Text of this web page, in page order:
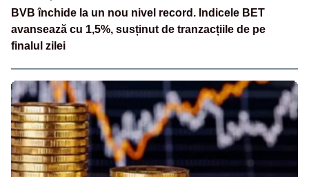
BVB închide la un nou nivel record. Indicele BET
avansează cu 1,5%, susținut de tranzacțiile de pe
finalul zilei